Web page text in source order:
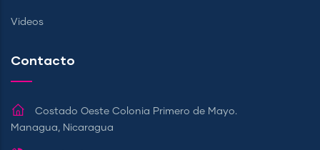
Videos
Contacto
Costado Oeste Colonia Primero de Mayo.
Managua, Nicaragua